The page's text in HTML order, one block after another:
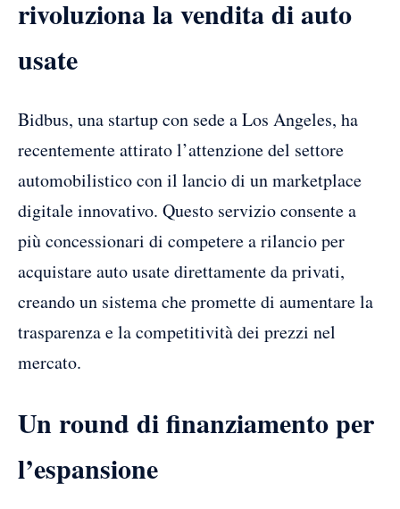
rivoluziona la vendita di auto
usate
Bidbus, una startup con sede a Los Angeles, ha
recentemente attirato l’attenzione del settore
automobilistico con il lancio di un marketplace
digitale innovativo. Questo servizio consente a
più concessionari di competere a rilancio per
acquistare auto usate direttamente da privati,
creando un sistema che promette di aumentare la
trasparenza e la competitività dei prezzi nel
mercato.
Un round di finanziamento per
l’espansione